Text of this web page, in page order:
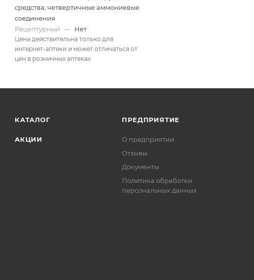
средства; четвертичные аммониевые
соединения
Рецептурный — Нет
Цена действительна только для
интернет-аптеки и может отличаться от
цен в розничных аптеках
КАТАЛОГ
АКЦИИ
ПРЕДПРИЯТИЕ
О предприятии
Отзывы
Документы
Политика обработки
персональных данных